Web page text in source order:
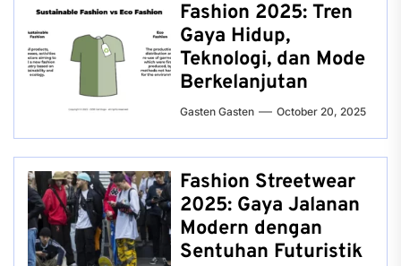
Fashion 2025: Tren
Gaya Hidup,
Teknologi, dan Mode
Berkelanjutan
Gasten Gasten October 20, 2025
Fashion Streetwear
2025: Gaya Jalanan
Modern dengan
Sentuhan Futuristik